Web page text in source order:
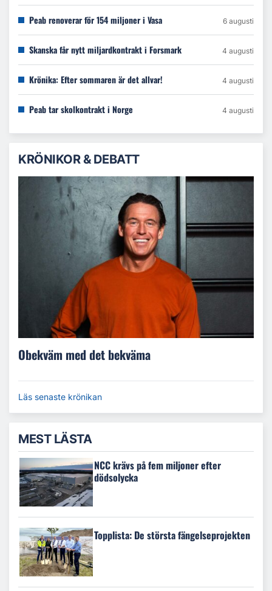
Peab renoverar för 154 miljoner i Vasa 6 augusti
Skanska får nytt miljardkontrakt i Forsmark 4 augusti
Krönika: Efter sommaren är det allvar! 4 augusti
Peab tar skolkontrakt i Norge 4 augusti
KRÖNIKOR & DEBATT
Obekväm med det bekväma
Läs senaste krönikan
MEST LÄSTA
NCC krävs på fem miljoner efter
dödsolycka
Topplista: De största fängelseprojekten